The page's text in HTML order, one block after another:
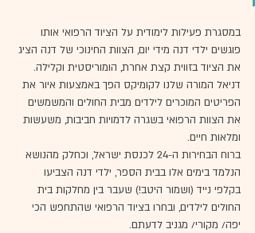
במסגרת פעילות לימודית על הציוד הרפואי אותו
פוגשים ילדי דנה מידי יום, הצוות החינוכי של דנה הציג
את הציוד בזווית קצת אחרת, הומוריסטית וקלילה.
דניאל המורה שלנו לקומיקס הפך באמצעות איור את
הפריטים המוכרים לילדים מבית החולים והמשמשים
את הצוות הרפואי בשגרה לדמויות חביבות, משעשות
ומלאות חיים.
ברוח הבחירות ה-24 לכנסת ישראל, וכחלק מהנושא
הנלמד בימים אלו בבית הספר, ילדי דנה הצביעו
בקלפי נייד (ושמור היטב!) שעבר בין מחלקות בית
החולים לילדים, ובחרו בציוד הרפואי שהתחפש הכי
יפה/ מקורי/ מגניב לדעתם.